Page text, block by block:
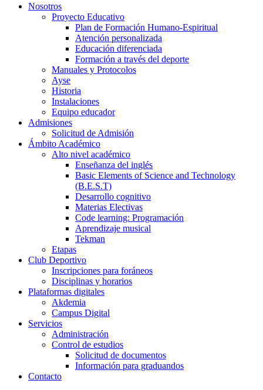
Nosotros
Proyecto Educativo
Plan de Formación Humano-Espiritual
Atención personalizada
Educación diferenciada
Formación a través del deporte
Manuales y Protocolos
Ayse
Historia
Instalaciones
Equipo educador
Admisiones
Solicitud de Admisión
Ámbito Académico
Alto nivel académico
Enseñanza del inglés
Basic Elements of Science and Technology
(B.E.S.T)
Desarrollo cognitivo
Materias Electivas
Code learning: Programación
Aprendizaje musical
Tekman
Etapas
Club Deportivo
Inscripciones para foráneos
Disciplinas y horarios
Plataformas digitales
Akdemia
Campus Digital
Servicios
Administración
Control de estudios
Solicitud de documentos
Información para graduandos
Contacto